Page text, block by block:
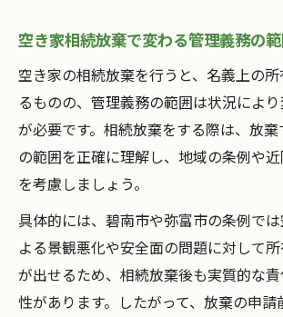
空き家放棄後に放置しないた
ント
空き家相続放棄後のトラブル
う
放棄後の空き家リスク管理で
は
空き家相続放棄後の安心な管
空き家の放置による近隣トラ
る方法
空き家相続放棄で変わる管理義務の
空き家の相続放棄を行うと、名義上の
るものの、管理義務の範囲は状況によ
が必要です。相続放棄をする際は、放
の範囲を正確に理解し、地域の条例や
を考慮しましょう。
具体的には、碧南市や弥富市の条例で
よる景観悪化や安全面の問題に対して
が出せるため、相続放棄後も実質的な
性があります。したがって、放棄の申請